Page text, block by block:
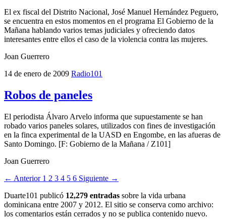
El ex fiscal del Distrito Nacional, José Manuel Hernández Peguero,
se encuentra en estos momentos en el programa El Gobierno de la
Mañana hablando varios temas judiciales y ofreciendo datos
interesantes entre ellos el caso de la violencia contra las mujeres.
Joan Guerrero
14 de enero de 2009 Radio101
Robos de paneles
El periodista Álvaro Arvelo informa que supuestamente se han
robado varios paneles solares, utilizados con fines de investigación
en la finca experimental de la UASD en Engombe, en las afueras de
Santo Domingo. [F: Gobierno de la Mañana / Z101]
Joan Guerrero
← Anterior 1 2 3 4 5 6 Siguiente →
Duarte101 publicó 12,279 entradas sobre la vida urbana
dominicana entre 2007 y 2012. El sitio se conserva como archivo:
los comentarios están cerrados y no se publica contenido nuevo.